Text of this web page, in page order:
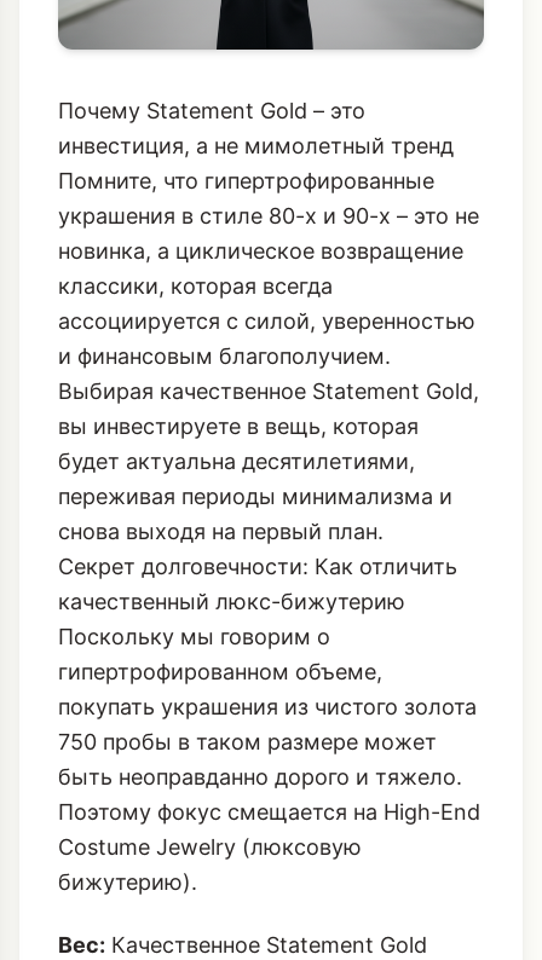
Почему Statement Gold – это
инвестиция, а не мимолетный тренд
Помните, что гипертрофированные
украшения в стиле 80-х и 90-х – это не
новинка, а циклическое возвращение
классики, которая всегда
ассоциируется с силой, уверенностью
и финансовым благополучием.
Выбирая качественное Statement Gold,
вы инвестируете в вещь, которая
будет актуальна десятилетиями,
переживая периоды минимализма и
снова выходя на первый план.
Секрет долговечности: Как отличить
качественный люкс-бижутерию
Поскольку мы говорим о
гипертрофированном объеме,
покупать украшения из чистого золота
750 пробы в таком размере может
быть неоправданно дорого и тяжело.
Поэтому фокус смещается на High-End
Costume Jewelry (люксовую
бижутерию).
Вес: Качественное Statement Gold